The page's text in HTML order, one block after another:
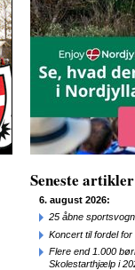
Seneste artikler
6. august 2026:
25 åbne
Koncert til fordel
Flere end 1.000
Skolestarthjælp i